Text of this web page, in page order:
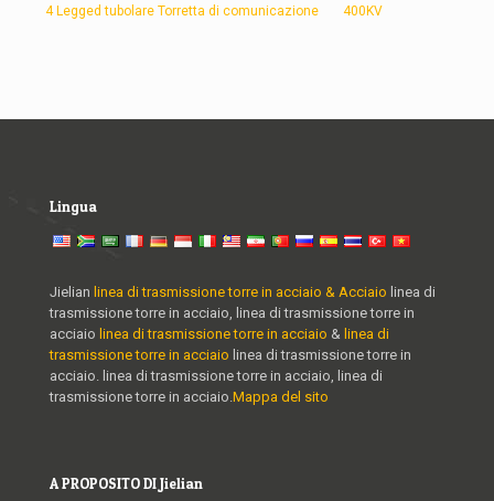
4 Legged tubolare Torretta di comunicazione 400KV
Lingua
Jielian linea di trasmissione torre in acciaio & Acciaio linea di
trasmissione torre in acciaio, linea di trasmissione torre in
acciaio linea di trasmissione torre in acciaio & linea di
trasmissione torre in acciaio linea di trasmissione torre in
acciaio. linea di trasmissione torre in acciaio, linea di
trasmissione torre in acciaio.Mappa del sito
A PROPOSITO DI Jielian